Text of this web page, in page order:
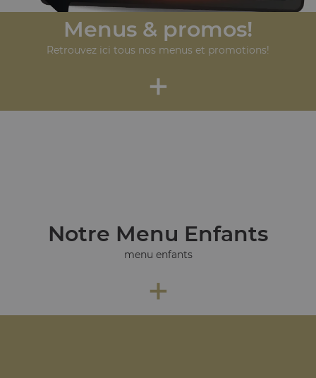
Menus & promos!
Retrouvez ici tous nos menus et promotions!
+
Notre Menu Enfants
menu enfants
+